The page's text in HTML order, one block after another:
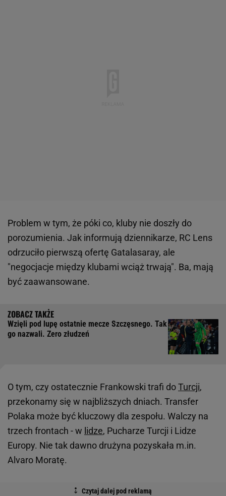
Problem w tym, że póki co, kluby nie doszły do
porozumienia. Jak informują dziennikarze, RC Lens
odrzuciło pierwszą ofertę Gatalasaray, ale
"negocjacje między klubami wciąż trwają". Ba, mają
być zaawansowane.
Wzięli pod lupę ostatnie mecze Szczęsnego. Tak
go nazwali. Zero złudzeń
O tym, czy ostatecznie Frankowski trafi doTurcji,
przekonamy się w najbliższych dniach. Transfer
Polaka może być kluczowy dla zespołu. Walczy na
trzech frontach - w lidze, Pucharze Turcji i Lidze
Europy. Nie tak dawno drużyna pozyskała m.in.
Alvaro Moratę.